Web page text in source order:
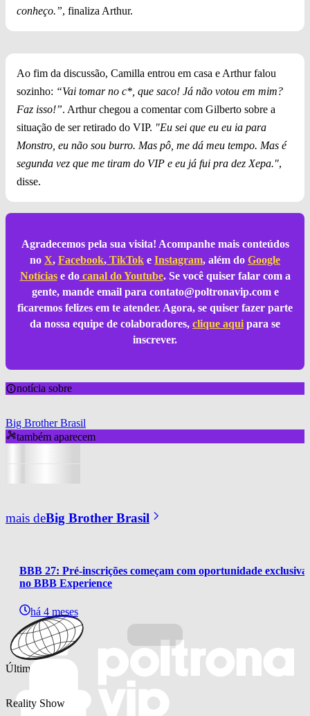
conheço.”, finaliza Arthur.
Ao fim da discussão, Camilla entrou em casa e Arthur falou
sozinho: “Vai tomar no c*, que saco! Já não votou em mim?
Faz isso!”. Arthur chegou a comentar com Gilberto sobre a
situação de ser retirado do VIP. "Eu sei que eu eu ia para
Monstro, eu não sou burro. Mas pô, me dá meu tempo. Mas é
segunda vez que me tiram do VIP e eu já fui pra dez Xepa.",
disse.
Agradecemos pela sua visita! Acompanhe mais conteúdos
no X, Facebook, TikTok e Instagram, além do Google
Notíciase docanal do Youtube. Se você quiser falar com a
gente, mande email para contato@poltronavip.come
ficaremos felizes em te atender. Agora, se quiser fazer parte
da nossa equipe de colaboradores, clique aqui para se
inscrever.
notícia sobre
Big Brother Brasil
também aparecem
mais deBig Brother Brasil
BBB 27: Pré-inscrições começam com oportunidade exclusiva
no BBB Experience
há 4 meses
Últimas notícias
Reality Show